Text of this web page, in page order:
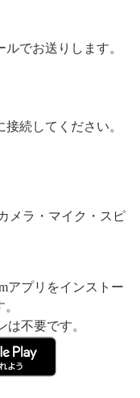
でお送りします。
続してください。
メラ・マイク・スピ
アプリをインストー
不要です。